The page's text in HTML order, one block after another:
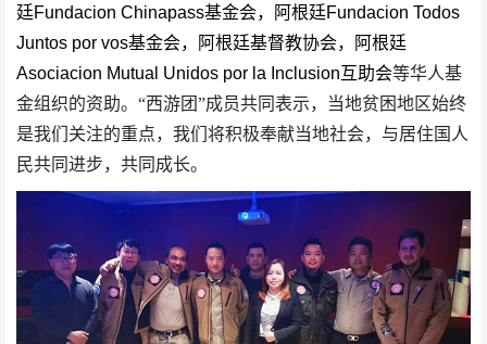
廷Fundacion Chinapass基金会，阿根廷Fundacion Todos
Juntos por vos基金会，阿根廷基督教协会，阿根廷
Asociacion Mutual Unidos por la Inclusion互助会等华人基
金组织的资助。“西游团”成员共同表示，当地贫困地区始终
是我们关注的重点，我们将积极奉献当地社会，与居住国人
民共同进步，共同成长。